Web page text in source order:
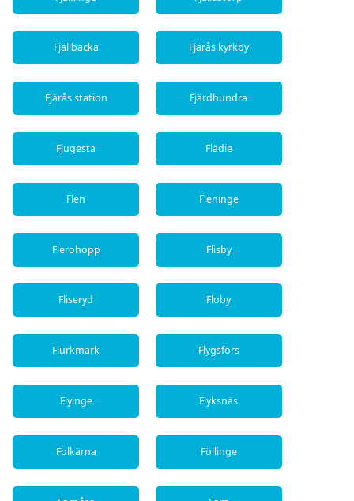
Fjällbacka Fjärås kyrkby
Fjärås station Fjärdhundra
Fjugesta Flädie
Flen Fleninge
Flerohopp Flisby
Fliseryd Floby
Flurkmark Flygsfors
Flyinge Flyksnäs
Folkärna Föllinge